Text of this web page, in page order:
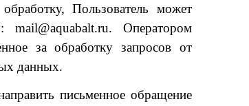
Пользователь может
Оператором
за обработку запросов от
данных.
письменное обращение